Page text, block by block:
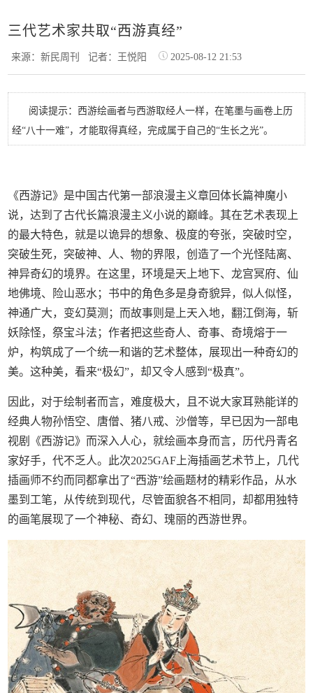
三代艺术家共取“西游真经”
来源：新民周刊记者：王悦阳 2025-08-12 21:53
阅读提示：西游绘画者与西游取经人一样，在笔墨与画卷上历
经“八十一难”，才能取得真经，完成属于自己的“生长之光”。
《西游记》是中国古代第一部浪漫主义章回体长篇神魔小
说，达到了古代长篇浪漫主义小说的巅峰。其在艺术表现上
的最大特色，就是以诡异的想象、极度的夸张，突破时空，
突破生死，突破神、人、物的界限，创造了一个光怪陆离、
神异奇幻的境界。在这里，环境是天上地下、龙宫冥府、仙
地佛境、险山恶水；书中的角色多是身奇貌异，似人似怪，
神通广大，变幻莫测；而故事则是上天入地，翻江倒海，斩
妖除怪，祭宝斗法；作者把这些奇人、奇事、奇境熔于一
炉，构筑成了一个统一和谐的艺术整体，展现出一种奇幻的
美。这种美，看来“极幻”，却又令人感到“极真”。
因此，对于绘制者而言，难度极大，且不说大家耳熟能详的
经典人物孙悟空、唐僧、猪八戒、沙僧等，早已因为一部电
视剧《西游记》而深入人心，就绘画本身而言，历代丹青名
家好手，代不乏人。此次2025GAF上海插画艺术节上，几代
插画师不约而同都拿出了“西游”绘画题材的精彩作品，从水
墨到工笔，从传统到现代，尽管面貌各不相同，却都用独特
的画笔展现了一个神秘、奇幻、瑰丽的西游世界。